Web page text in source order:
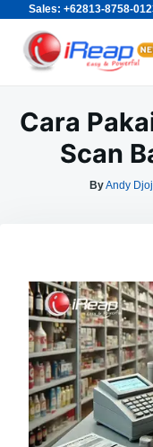
Sales: +62813-8758-
Skip
content
Search
for:
Cara
Scan
ByAndy